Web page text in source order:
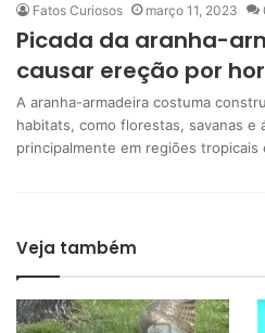
Fatos Curiosos março 11, 2023
Picada da aranha-
causar ereção por
A aranha-armadeira costuma
habitats, como florestas, savanas e
principalmente em regiões
Veja também